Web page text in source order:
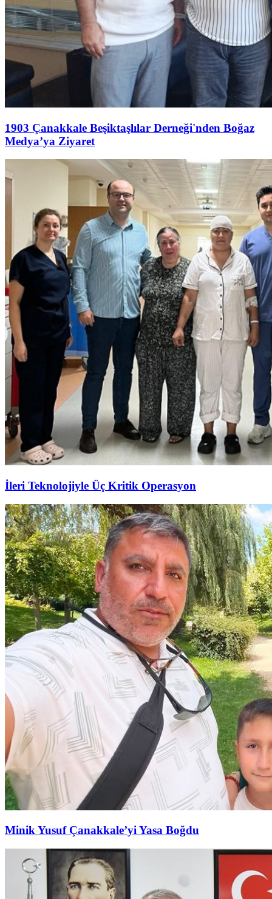
1903 Çanakkale Beşiktaşlılar Derneği'nden Boğaz
Medya’ya Ziyaret
İleri Teknolojiyle Üç Kritik Operasyon
Minik Yusuf Çanakkale’yi Yasa Boğdu